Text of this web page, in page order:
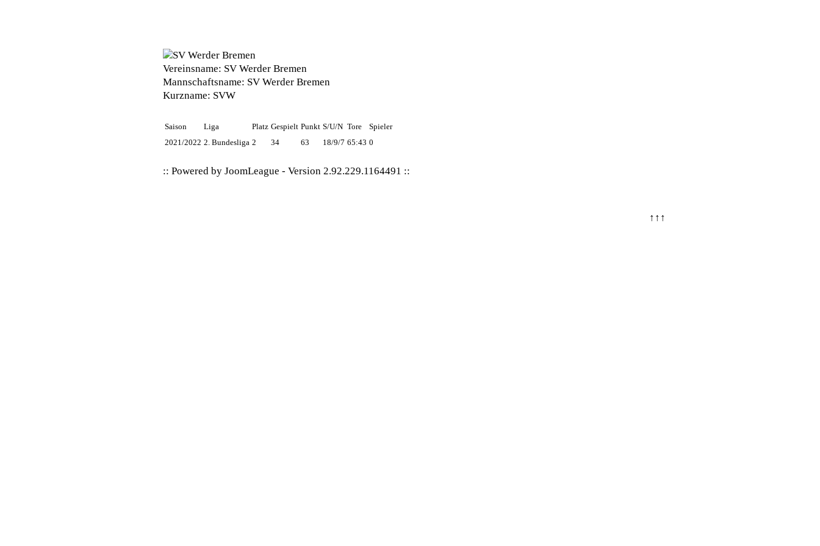
Vereinsname: SV Werder Bremen
Mannschaftsname: SV Werder Bremen
Kurzname: SVW
Saison Liga Platz Gespielt Punkt S/U/N Tore
Spieler
2021/2022 2. Bundesliga 2 34 63 18/9/7 65:43 0
:: Powered byJoomLeague -Version 2.92.229.1164491 ::
↑↑↑